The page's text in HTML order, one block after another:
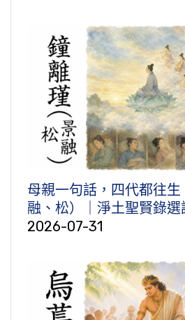
母親一句話，四代都往
融、松）｜淨土聖賢錄選
2026-07-31